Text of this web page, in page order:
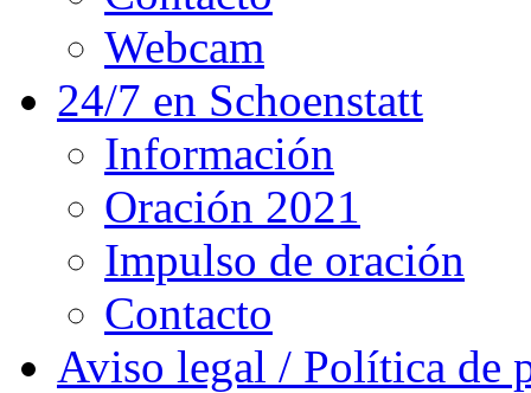
Webcam
24/7 en Schoenstatt
Información
Oración 2021
Impulso de oración
Contacto
Aviso legal / Política de